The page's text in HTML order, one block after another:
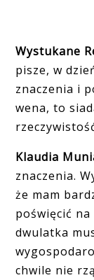
Wystukane
pisze, w
znaczenia i
wena, to
Klaudia
znaczenia.
że mam
poświęcić na
dwulatka
chwile nie